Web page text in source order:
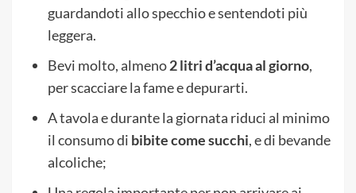
guardandoti allo specchio e sentendoti più
leggera.
Bevi molto, almeno2 litri d’acqua al giorno,
per scacciare la fame e depurarti.
A tavola e durante la giornata riduci al minimo
il consumo di bibite come succhi, e di bevande
alcoliche;